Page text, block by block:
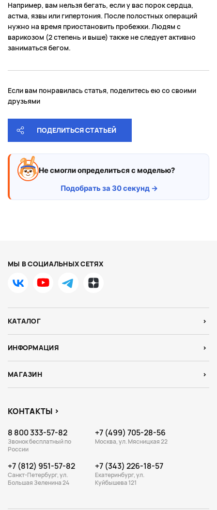
Например, вам нельзя бегать, если у вас порок сердца,
астма, язвы или гипертония. После полостных операций
нужно на время приостановить пробежки. Людям с
варикозом (2 степень и выше) также не следует активно
заниматься бегом.
Если вам понравилась статья, поделитесь ею со своими
друзьями
ПОДЕЛИТЬСЯ СТАТЬЕЙ
Не смогли определиться с моделью?
Подобрать за 30 секунд →
МЫ В СОЦИАЛЬНЫХ СЕТЯХ
КАТАЛОГ
ИНФОРМАЦИЯ
МАГАЗИН
КОНТАКТЫ
8 800 333-57-82
Звонок бесплатный по
России
+7 (499) 705-28-56
Москва, ул. Мясницкая 22
+7 (812) 951-57-82
Санкт-Петербург, ул.
Большая Зеленина 24
+7 (343) 226-18-57
Екатеринбург, ул.
Куйбышева 121